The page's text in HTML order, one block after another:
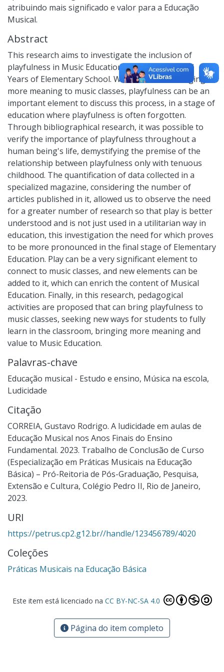
atribuindo mais significado e valor para a Educação
Musical.
Abstract
This research aims to investigate the inclusion of
playfulness in Music Education classes in the Final
Years of Elementary School. With the aim of bringing
more meaning to music classes, playfulness can be an
important element to discuss this process, in a stage of
education where playfulness is often forgotten.
Through bibliographical research, it was possible to
verify the importance of playfulness throughout a
human being's life, demystifying the premise of the
relationship between playfulness only with tenuous
childhood. The quantification of data collected in a
specialized magazine, considering the number of
articles published in it, allowed us to observe the need
for a greater number of research so that play is better
understood and is not just used in a utilitarian way in
education, this investigation the need for which proves
to be more pronounced in the final stage of Elementary
Education. Play can be a very significant element to
connect to music classes, and new elements can be
added to it, which can enrich the content of Musical
Education. Finally, in this research, pedagogical
activities are proposed that can bring playfulness to
music classes, seeking new ways for students to fully
learn in the classroom, bringing more meaning and
value to Music Education.
Palavras-chave
Educação musical - Estudo e ensino, Música na escola,
Ludicidade
Citação
CORREIA, Gustavo Rodrigo. A ludicidade em aulas de
Educação Musical nos Anos Finais do Ensino
Fundamental. 2023. Trabalho de Conclusão de Curso
(Especialização em Práticas Musicais na Educação
Básica) – Pró-Reitoria de Pós-Graduação, Pesquisa,
Extensão e Cultura, Colégio Pedro II, Rio de Janeiro,
2023.
URI
https://petrus.cp2.g12.br//handle/123456789/4020
Coleções
Práticas Musicais na Educação Básica
Este item está licenciado na CC BY-NC-SA 4.0
Página do item completo